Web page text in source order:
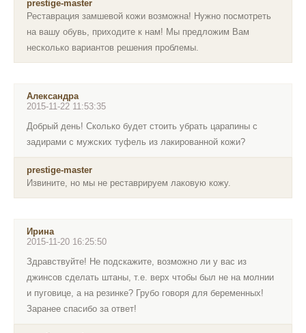
prestige-master
Реставрация замшевой кожи возможна! Нужно посмотреть
на вашу обувь, приходите к нам! Мы предложим Вам
несколько вариантов решения проблемы.
Александра
2015-11-22 11:53:35
Добрый день! Сколько будет стоить убрать царапины с
задирами с мужских туфель из лакированной кожи?
prestige-master
Извините, но мы не реставрируем лаковую кожу.
Ирина
2015-11-20 16:25:50
Здравствуйте! Не подскажите, возможно ли у вас из
джинсов сделать штаны, т.е. верх чтобы был не на молнии
и пуговице, а на резинке? Грубо говоря для беременных!
Заранее спасибо за ответ!